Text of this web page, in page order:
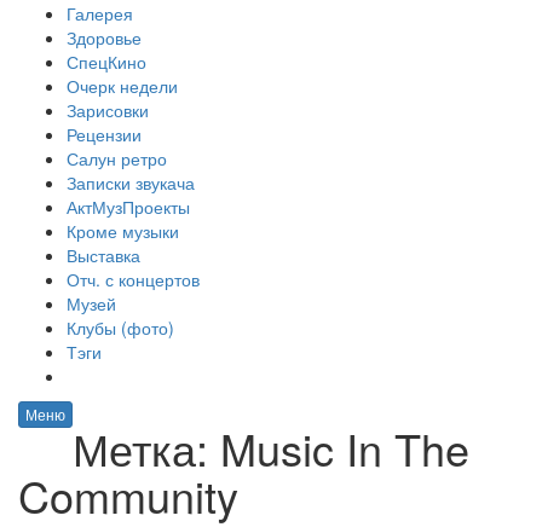
Галерея
Здоровье
СпецКино
Очерк недели
Зарисовки
Рецензии
Салун ретро
Записки звукача
АктМузПроекты
Кроме музыки
Выставка
Отч. с концертов
Музей
Клубы (фото)
Тэги
Меню
Метка: Music In The
Community